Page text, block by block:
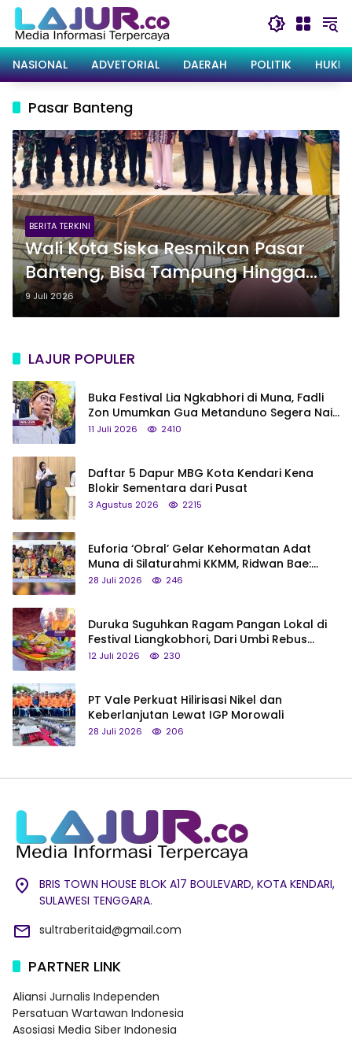
Langsung
konten
NASIONAL
ADVETORIAL DAERAH POLITIK
Pasar Banteng
BERITA TERKINI
Wali Kota Siska Resmikan Pasar
Banteng, Bisa Tampung Hingga
250 Pedagang
9 Juli 2026
LAJUR POPULER
Buka Festival Lia Ngkabhori di Muna, Fadli
Zon Umumkan Gua Metanduno Segera Naik
Status Jadi Cagar Budaya Nasional
11 Juli 2026 2410
Daftar 5 Dapur MBG Kota Kendari Kena
Blokir Sementara dari Pusat
3 Agustus 2026 2215
Euforia ‘Obral’ Gelar Kehormatan Adat
Muna di Silaturahmi KKMM, Ridwan Bae:
Saya Bukan Tipe Begitu, Belum Pantas!
28 Juli 2026 246
Duruka Suguhkan Ragam Pangan Lokal di
Festival Liangkobhori, Dari Umbi Rebus
hingga Tumpeng Beras Muna
12 Juli 2026 230
PT Vale Perkuat Hilirisasi Nikel dan
Keberlanjutan Lewat IGP Morowali
28 Juli 2026 206
BRIS TOWN HOUSE BLOK A17 BOULEVARD, KOTA KENDARI,
SULAWESI TENGGARA.
sultraberitaid@gmail.com
PARTNER LINK
Aliansi Jurnalis Independen
Persatuan Wartawan Indonesia
Asosiasi Media Siber Indonesia